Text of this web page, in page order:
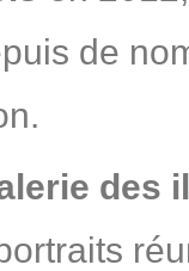
de
des